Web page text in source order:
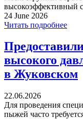
высокоэффективный
24 June 2026
Читать подробнее
высокого
в Жуковском
22.06.2026
Для проведения
пыжей часто